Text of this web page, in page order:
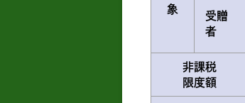
象
受贈
者
非課税
限度額